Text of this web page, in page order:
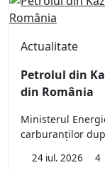
Actualitate
Petrolul din
din România
Ministerul
carburanților
24 iul. 2026 4